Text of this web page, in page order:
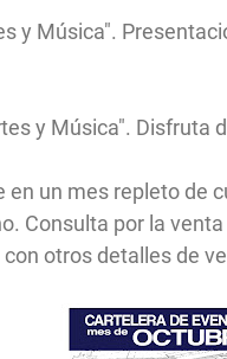
y Música".
y Música". Disfruta
un mes repleto de
Consulta por la
otros detalles de